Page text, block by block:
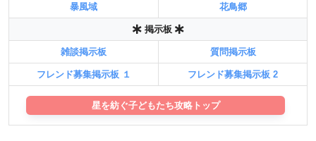
暴風域 花鳥郷
掲示板
雑談掲示板 質問掲示板
フレンド募集掲示板 １ フレンド募集掲示板 2
星を紡ぐ子どもたち攻略トップ